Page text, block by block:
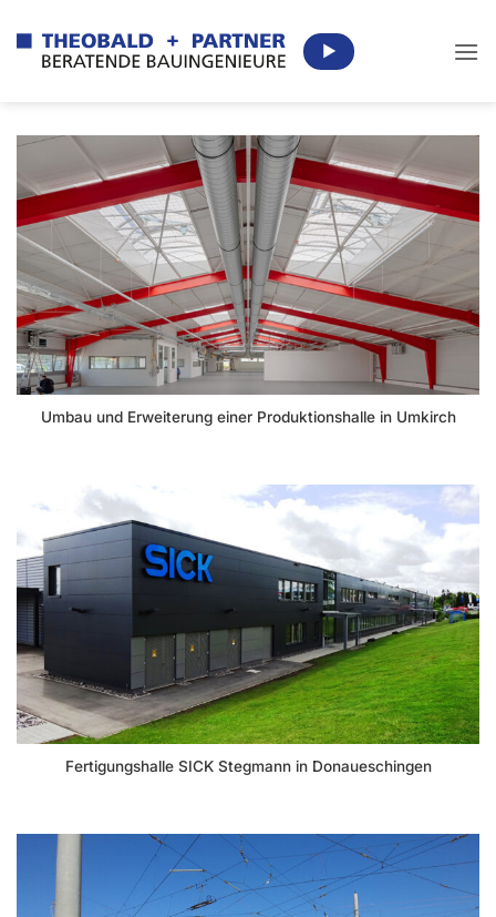
Inhalt
springen
▶
Umbau und Erweiterung einer Produktionshalle in Umkirch
Fertigungshalle SICK Stegmann in Donaueschingen